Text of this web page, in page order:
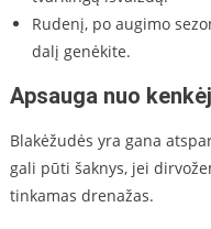
Rudenį, po augimo
dalį genėkite.
Apsauga nuo
Blakėžudės yra gana
gali pūti šaknys, jei
tinkamas drenažas.